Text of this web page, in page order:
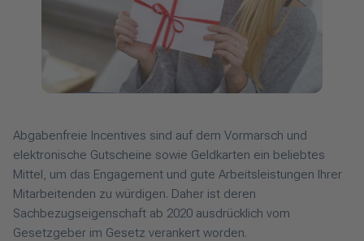
Abgabenfreie Incentives sind auf dem Vormarsch und
elektronische Gutscheine sowie Geldkarten ein beliebtes
Mittel, um das Engagement und gute Arbeitsleistungen Ihrer
Mitarbeitenden zu würdigen. Daher ist deren
Sachbezugseigenschaft ab 2020 ausdrücklich vom
Gesetzgeber im Gesetz verankert worden.